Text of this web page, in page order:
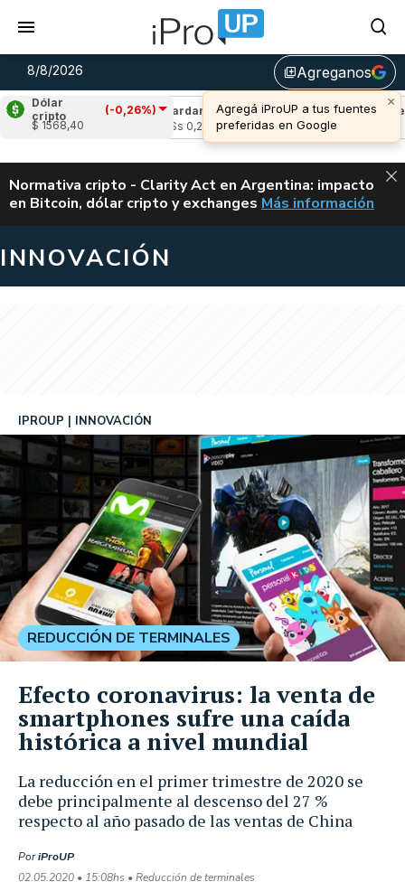
8/8/2026 library_addAgreganos
×
Agregá iProUP a tus fuentes
preferidas en Google
Dólar
cripto
(-0,26%)
$ 1568,40
(0,69%)
Cardano
(-1,43%)
u$s 0,20
Avalanche
u$s 6,52
ALERTA
Normativa cripto - Clarity Act en Argentina: impacto
en Bitcoin, dólar cripto y exchanges CLARITY ACT EN
Más información
INNOVACIÓN
La reducción en el primer trimestre de 2020 se
debe principalmente al descenso del 27 %
respecto al año pasado de las ventas de China
IPROUP INNOVACIÓN
PoriProUP
02.05.2020 • 15:08hs • Reducción de terminales
REDUCCIÓN DE TERMINALES
Efecto coronavirus: la venta de
smartphones sufre una caída
histórica a nivel mundial